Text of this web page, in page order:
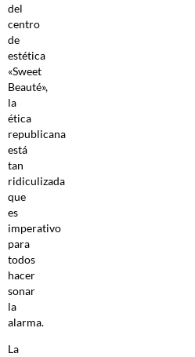
del
centro
de
estética
«Sweet
Beauté»,
la
ética
republicana
está
tan
ridiculizada
que
es
imperativo
para
todos
hacer
sonar
la
alarma.
La